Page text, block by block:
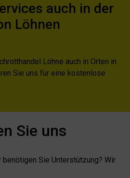
auch in der
Löhnen
Löhne auch in Orten in
Sie uns für eine kostenlose
Sie uns
benötigen Sie Unterstützung? Wir